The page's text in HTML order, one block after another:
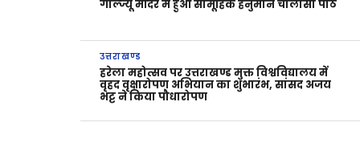
गोल्ज्यू मंदिर में हुआ सामूहिक हनुमान चालीसा पाठ
उत्तराखण्ड
हरेला महोत्सव पर उत्तराखण्ड मुक्त विश्वविद्यालय में
वृहद वृक्षारोपण अभियान का शुभारंभ, सांसद अजय
भट्ट ने किया पौधारोपण